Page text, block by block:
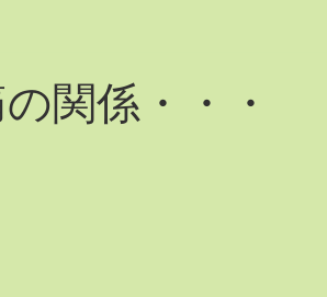
勢の歪み
関係・・・